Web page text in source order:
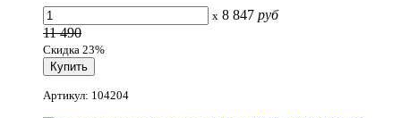
x 8 847 руб
11 490
Скидка 23%
Артикул: 104204